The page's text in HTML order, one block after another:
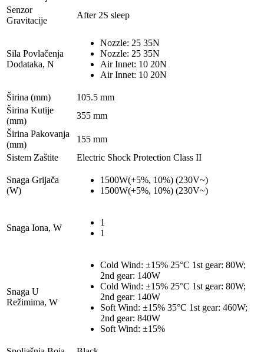
Senzor
Gravitacije
After 2S sleep
Sila Povlačenja
Dodataka, N
Nozzle: 25 35N
Nozzle: 25 35N
Air Innet: 10 20N
Air Innet: 10 20N
Širina (mm)
105.5 mm
Širina Kutije
(mm)
355 mm
Širina Pakovanja
(mm)
155 mm
Sistem Zaštite
Electric Shock Protection Class II
Snaga Grijača
(W)
1500W(+5%, 10%) (230V~)
1500W(+5%, 10%) (230V~)
Snaga Iona, W
1
1
Snaga U
Režimima, W
Cold Wind: ±15% 25°C 1st gear: 80W;
2nd gear: 140W
Cold Wind: ±15% 25°C 1st gear: 80W;
2nd gear: 140W
Soft Wind: ±15% 35°C 1st gear: 460W;
2nd gear: 840W
Soft Wind: ±15%